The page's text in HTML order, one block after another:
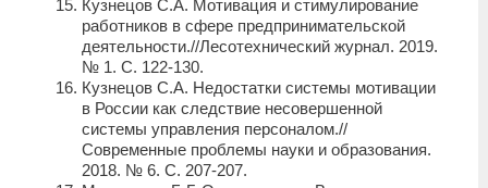
Кузнецов С.А. Мотивация и стимулирование
работников в сфере предпринимательской
деятельности.//Лесотехнический журнал. 2019.
№ 1. С. 122-130.
Кузнецов С.А. Недостатки системы мотивации
в России как следствие несовершенной
системы управления персоналом.//
Современные проблемы науки и образования.
2018. № 6. С. 207-207.